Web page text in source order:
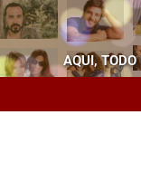
AQUI, TODO